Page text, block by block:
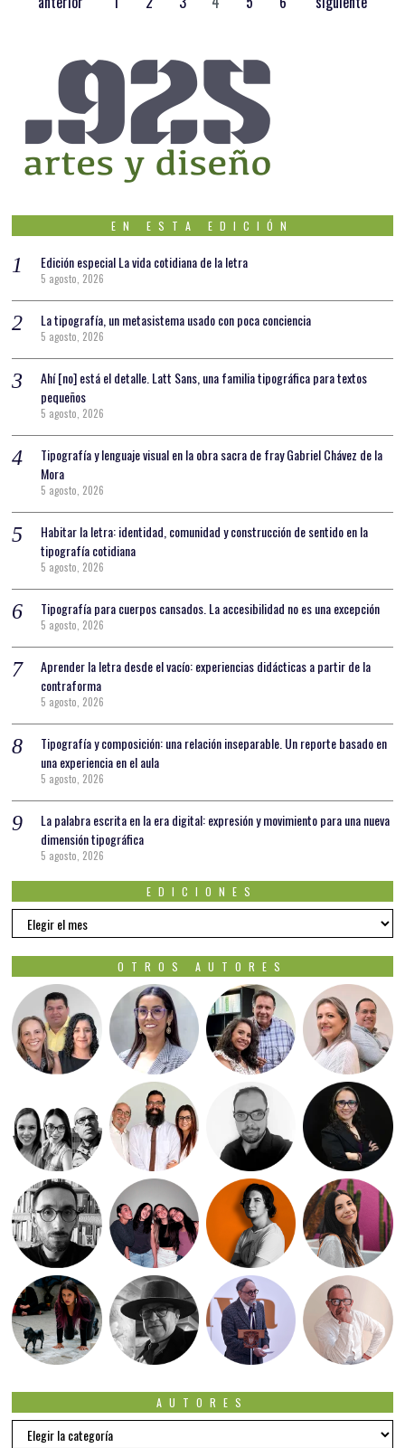
EN ESTA EDICIÓN
Edición especial La vida cotidiana de la letra
5 agosto, 2026
La tipografía, un metasistema usado con poca conciencia
5 agosto, 2026
Ahí [no] está el detalle. Latt Sans, una familia tipográfica para textos
pequeños
5 agosto, 2026
Tipografía y lenguaje visual en la obra sacra de fray Gabriel Chávez de la
Mora
5 agosto, 2026
Habitar la letra: identidad, comunidad y construcción de sentido en la
tipografía cotidiana
5 agosto, 2026
Tipografía para cuerpos cansados. La accesibilidad no es una excepción
5 agosto, 2026
Aprender la letra desde el vacío: experiencias didácticas a partir de la
contraforma
5 agosto, 2026
Tipografía y composición: una relación inseparable. Un reporte basado en
una experiencia en el aula
5 agosto, 2026
La palabra escrita en la era digital: expresión y movimiento para una nueva
dimensión tipográfica
5 agosto, 2026
EDICIONES
EDICIONES
OTROS AUTORES
AUTORES
Autores